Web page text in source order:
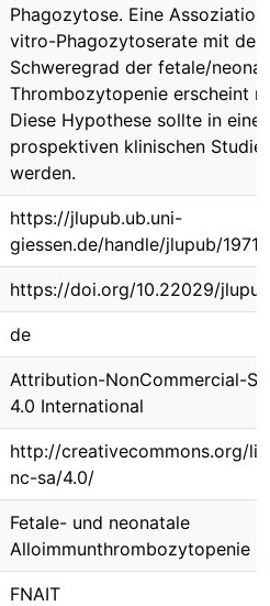
Phagozytose. Eine
vitro-Phagozytoserate mit dem
Schweregrad der fetale/
Thrombozytopenie erscheint
Diese Hypothese sollte in einer
prospektiven klinischen
werden.
https://jlupub.ub.uni-
giessen.de/handle/jlupub/19713
https://doi.org/10.22029/
de
Attribution-NonCommercial-
4.0 International
http://creativecommons.org/
nc-sa/4.0/
Fetale- und neonatale
Alloimmunthrombozytopenie
FNAIT